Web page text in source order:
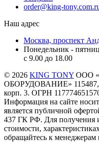
order@king-
Наш адрес
Москва, проспект
Понедельник -
c 9.00 до 18.00
© 2026 KING TONY ООО
ОБОРУДОВАНИЕ» 115487,
корп. 3. ОГРН
Информация на сайте
является публичной
437 ГК РФ. Для
стоимости,
обращайтесь к